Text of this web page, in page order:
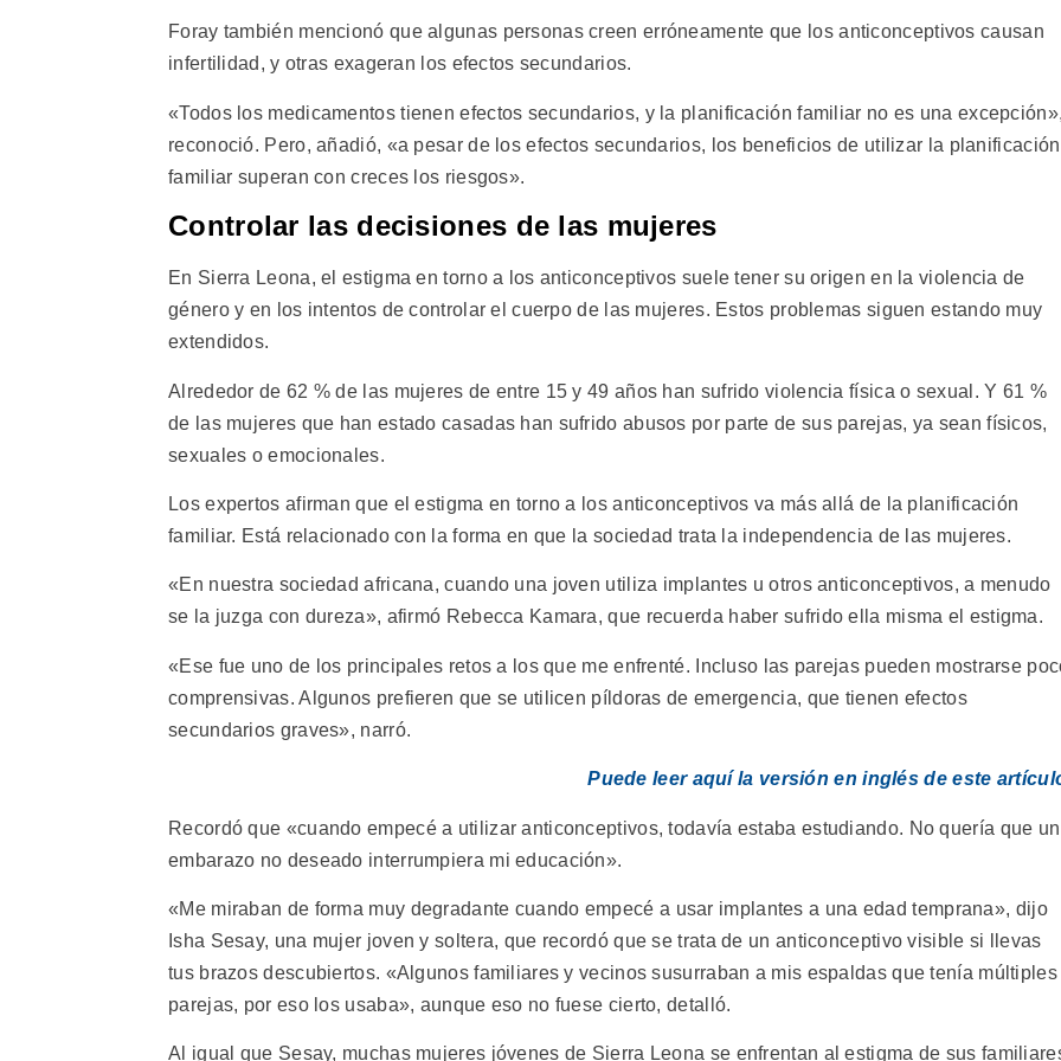
Foray también mencionó que algunas personas creen erróneamente que los anticonceptivos causan
infertilidad, y otras exageran los efectos secundarios.
«Todos los medicamentos tienen efectos secundarios, y la planificación familiar no es una
reconoció. Pero, añadió, «a pesar de los efectos secundarios, los beneficios de utilizar la planificación
familiar superan con creces los riesgos».
Controlar las decisiones de las mujeres
En Sierra Leona, el estigma en torno a los anticonceptivos suele tener su origen en la violencia de
género y en los intentos de controlar el cuerpo de las mujeres. Estos problemas siguen estando muy
extendidos.
Alrededor de 62 % de las mujeres de entre 15 y 49 años han sufrido violencia física o sexual. Y 61 %
de las mujeres que han estado casadas han sufrido abusos por parte de sus parejas, ya sean físicos,
sexuales o emocionales.
Los expertos afirman que el estigma en torno a los anticonceptivos va más allá de la planificación
familiar. Está relacionado con la forma en que la sociedad trata la independencia de las mujeres.
«En nuestra sociedad africana, cuando una joven utiliza implantes u otros anticonceptivos, a menudo
se la juzga con dureza», afirmó Rebecca Kamara, que recuerda haber sufrido ella misma el estigma.
«Ese fue uno de los principales retos a los que me enfrenté. Incluso las parejas pueden mostrarse
comprensivas. Algunos prefieren que se utilicen píldoras de emergencia, que tienen efectos
secundarios graves», narró.
Puede leer aquí la versión en inglés de este
Recordó que «cuando empecé a utilizar anticonceptivos, todavía estaba estudiando. No quería que un
embarazo no deseado interrumpiera mi educación».
«Me miraban de forma muy degradante cuando empecé a usar implantes a una edad temprana», dijo
Isha Sesay, una mujer joven y soltera, que recordó que se trata de un anticonceptivo visible si llevas
tus brazos descubiertos. «Algunos familiares y vecinos susurraban a mis espaldas que tenía múltiples
parejas, por eso los usaba», aunque eso no fuese cierto, detalló.
Al igual que Sesay, muchas mujeres jóvenes de Sierra Leona se enfrentan al estigma de sus